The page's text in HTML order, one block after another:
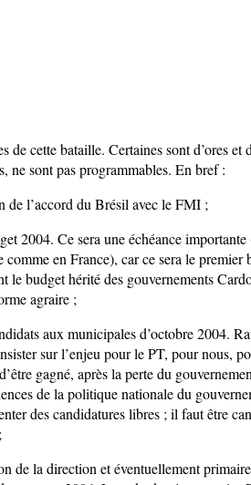
de cette bataille. Certaines sont d’ores et
ne sont pas programmables. En bref :
de l’accord du Brésil avec le FMI ;
2004. Ce sera une échéance importante
en France), car ce sera le premier
le budget hérité des gouvernements
agraire ;
aux municipales d’octobre 2004.
sur l’enjeu pour le PT, pour nous,
gagné, après la perte du
de la politique nationale du
des candidatures libres ; il faut être
de la direction et éventuellement